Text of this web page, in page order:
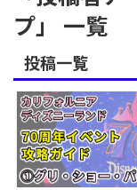
プ」 一覧
投稿一覧